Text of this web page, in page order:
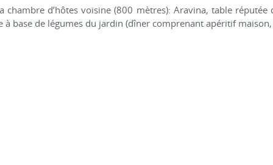
chambre d’hôtes voisine (800 mètres): Aravina, table réputée
base de légumes du jardin (dîner comprenant apéritif